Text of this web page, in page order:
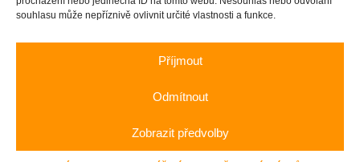
souhlasu může nepříznivě ovlivnit určité vlastnosti a funkce.
Příjmout
Odmítnout
Zobrazit předvolby